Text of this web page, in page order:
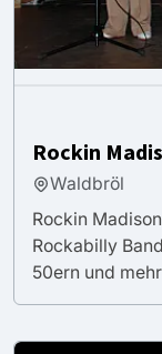
Rockin
Waldbröl
Rockin
Rockabilly
50ern und